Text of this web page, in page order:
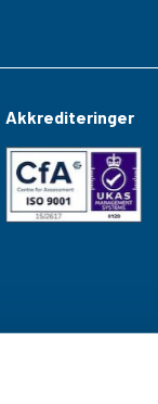
Akkrediteringer